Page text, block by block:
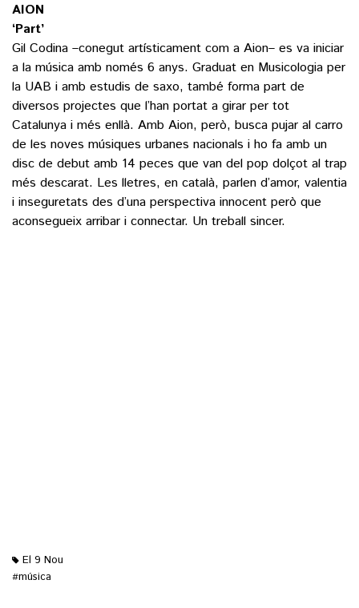
AION
‘Part’
Gil Codina –conegut artísticament com a Aion– es va iniciar
a la música amb només 6 anys. Graduat en Musicologia per
la UAB i amb estudis de saxo, també forma part de
diversos projectes que l’han portat a girar per tot
Catalunya i més enllà. Amb Aion, però, busca pujar al carro
de les noves músiques urbanes nacionals i ho fa amb un
disc de debut amb 14 peces que van del pop dolçot al trap
més descarat. Les lletres, en català, parlen d’amor, valentia
i inseguretats des d’una perspectiva innocent però que
aconsegueix arribar i connectar. Un treball sincer.
El 9 Nou
#música
M'agrada